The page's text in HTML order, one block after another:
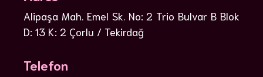
Alipaşa Mah. Emel Sk. No: 2 Trio Bulvar B Blok
D: 13 K: 2 Çorlu / Tekirdağ
Telefon